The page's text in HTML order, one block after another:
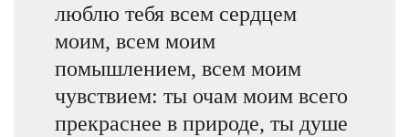
люблю тебя всем сердцем
моим, всем моим
помышлением, всем моим
чувствием: ты очам моим всего
прекраснее в природе, ты душе